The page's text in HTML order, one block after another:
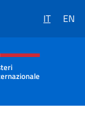
IT EN
menù